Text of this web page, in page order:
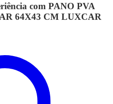
com PANO PVA
64X43 CM LUXCAR